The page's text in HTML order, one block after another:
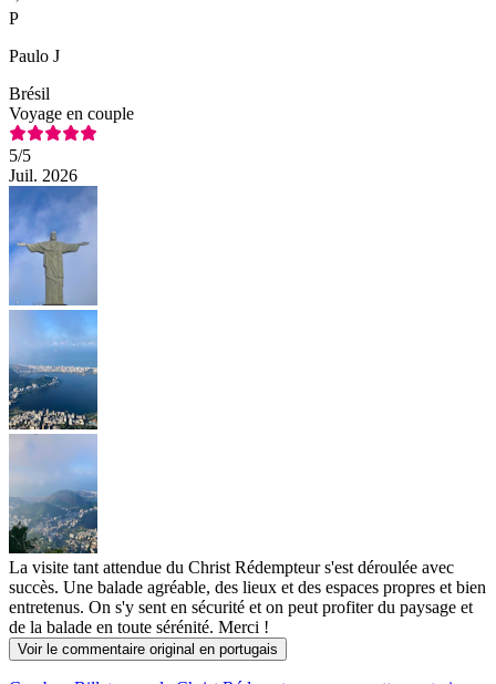
P
Paulo J
Brésil
Voyage en couple
5/5
Juil. 2026
La visite tant attendue du Christ Rédempteur s'est déroulée avec
succès. Une balade agréable, des lieux et des espaces propres et bien
entretenus. On s'y sent en sécurité et on peut profiter du paysage et
de la balade en toute sérénité. Merci !
Voir le commentaire original en portugais